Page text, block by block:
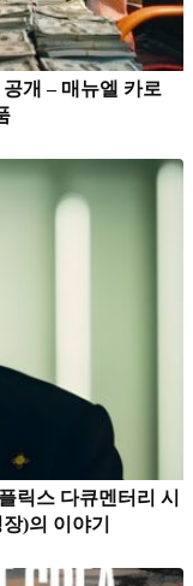
개 – 매뉴엘 카로
릭스 다큐멘터리 시
)의 이야기